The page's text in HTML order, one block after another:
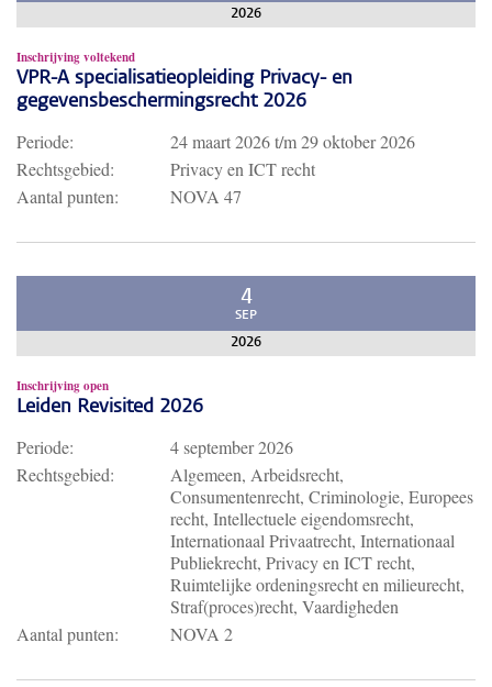
2026
Inschrijving voltekend
VPR-A specialisatieopleiding Privacy- en
gegevensbeschermingsrecht 2026
Periode: 24 maart 2026t/m29 oktober 2026
Rechtsgebied:
Privacy en ICT recht
Aantal punten:
NOVA 47
4
SEP
2026
Inschrijving open
Leiden Revisited 2026
Periode:
4 september 2026
Rechtsgebied:
Algemeen, Arbeidsrecht,
Consumentenrecht, Criminologie, Europees
recht, Intellectuele eigendomsrecht,
Internationaal Privaatrecht, Internationaal
Publiekrecht, Privacy en ICT recht,
Ruimtelijke ordeningsrecht en milieurecht,
Straf(proces)recht, Vaardigheden
Aantal punten:
NOVA 2